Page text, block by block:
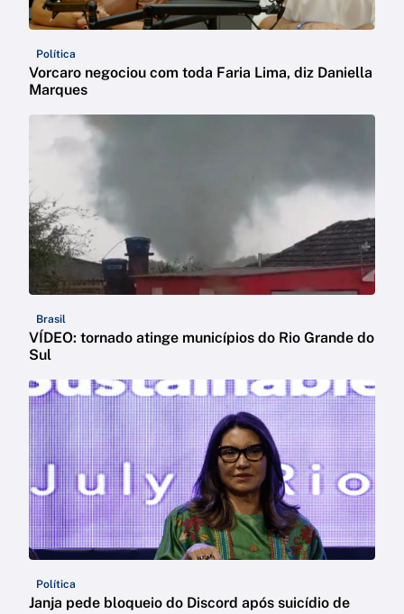
Política
Vorcaro negociou com toda Faria Lima, diz Daniella
Marques
Brasil
VÍDEO: tornado atinge municípios do Rio Grande do
Sul
Política
Janja pede bloqueio do Discord após suicídio de